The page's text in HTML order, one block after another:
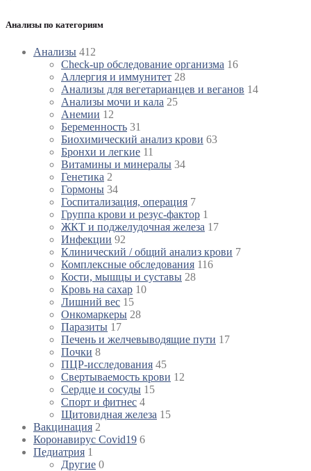
Анализы по категориям
Анализы 412
Check-up обследование организма 16
Аллергия и иммунитет 28
Анализы для вегетарианцев и веганов 14
Анализы мочи и кала 25
Анемии 12
Беременность 31
Биохимический анализ крови 63
Бронхи и легкие 11
Витамины и минералы 34
Генетика 2
Гормоны 34
Госпитализация, операция 7
Группа крови и резус-фактор 1
ЖКТ и поджелудочная железа 17
Инфекции 92
Клинический / общий анализ крови 7
Комплексные обследования 116
Кости, мышцы и суставы 28
Кровь на сахар 10
Лишний вес 15
Онкомаркеры 28
Паразиты 17
Печень и желчевыводящие пути 17
Почки 8
ПЦР-исследования 45
Свертываемость крови 12
Сердце и сосуды 15
Спорт и фитнес 4
Щитовидная железа 15
Вакцинация 2
Коронавирус Covid19 6
Педиатрия 1
Другие 0